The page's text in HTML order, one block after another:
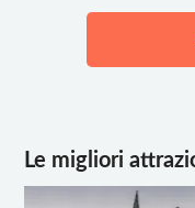
Le migliori